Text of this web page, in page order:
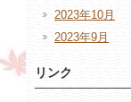
2023年10月
2023年9月
リンク